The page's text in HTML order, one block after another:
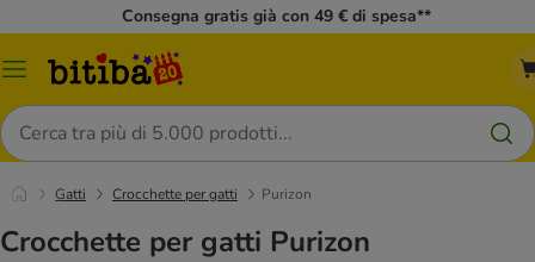
Consegna gratis già con 49 € di spesa**
Overview
Cerca
Gatti Crocchette per gatti Purizon
Crocchette per gatti Purizon